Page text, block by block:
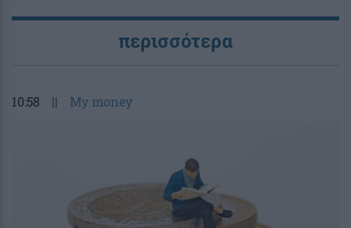
περισσότερα
10:58 || My money